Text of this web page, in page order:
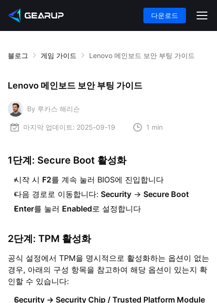
다운로드
블로그 게임 가이드 Lenovo 메인보드 보안 부팅 가이드
Lenovo 메인보드 보안 부팅 가이드
By 루카스 해리슨
마지막 업데이트: 2025-09-19 1 min
1단계: Secure Boot 활성화
시작 시 F2를 계속 눌러 BIOS에 진입합니다
다음 경로로 이동합니다: Security → Secure Boot
Enter를 눌러 Enabled로 설정합니다
2단계: TPM 활성화
공식 설정에서 TPM을 명시적으로 활성화하는 옵션이 없는
경우, 아래의 구성 항목을 참고하여 해당 옵션이 있는지 확
인할 수 있습니다:
Security → Security Chip / Trusted Platform Module